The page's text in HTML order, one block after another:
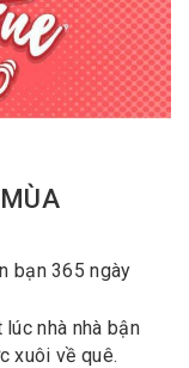
bạn 365 ngày
nhà nhà bận
xuôi về quê.